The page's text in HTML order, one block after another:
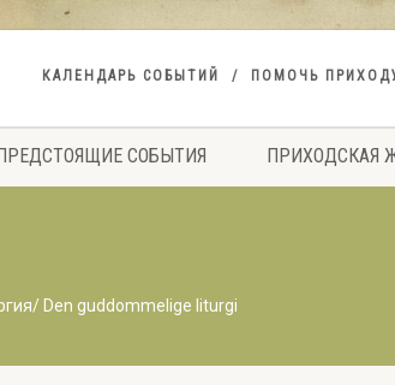
КАЛЕНДАРЬ СОБЫТИЙ ПОМОЧЬ
СОБЫТИЯ ПРИХОДСКАЯ
Den guddommelige liturgi